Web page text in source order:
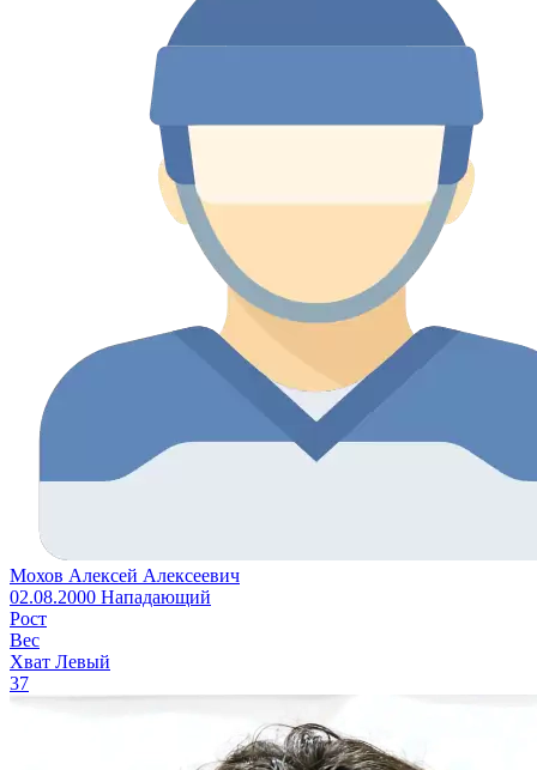
Мохов Алексей Алексеевич
02.08.2000 Нападающий
Рост
Вес
Хват Левый
37